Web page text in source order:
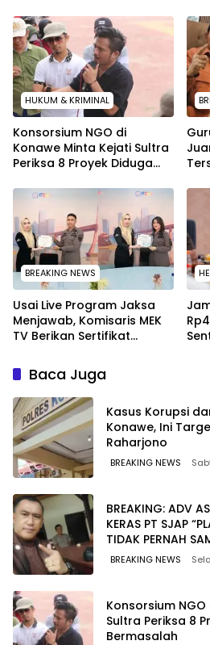
HUKUM & KRIMINAL
Konsorsium NGO di
Konawe Minta Kejati Sultra
Periksa 8 Proyek Diduga
BREAKING NEWS
Usai Live Program Jaksa
Menjawab, Komisaris MEK
TV Berikan Sertifikat
Kejari Muna
Baca Juga
Kasus Korupsi
Konawe, Ini
Raharjono
BREAKING NEWS
BREAKING: ADV
KERAS PT SJAP
TIDAK PERNAH
WAWOONE!
BREAKING NEWS
Konsorsium
Sultra Periksa 8
Bermasalah ‎